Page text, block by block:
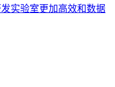
实验室更加高效和数据